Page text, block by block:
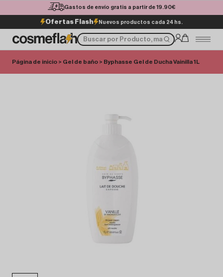
Gastos de envío gratis a partir de 19.90€
Ofertas Flash Nuevos productos cada 24 hs.
Página de inicio > Gel de baño > Byphasse Gel de Ducha Vainilla 1L